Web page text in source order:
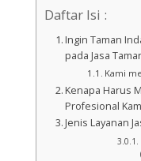
Daftar Isi :
Ingin Taman
pada Jasa
Kami
Kenapa Harus
Profesional
Jenis Layanan